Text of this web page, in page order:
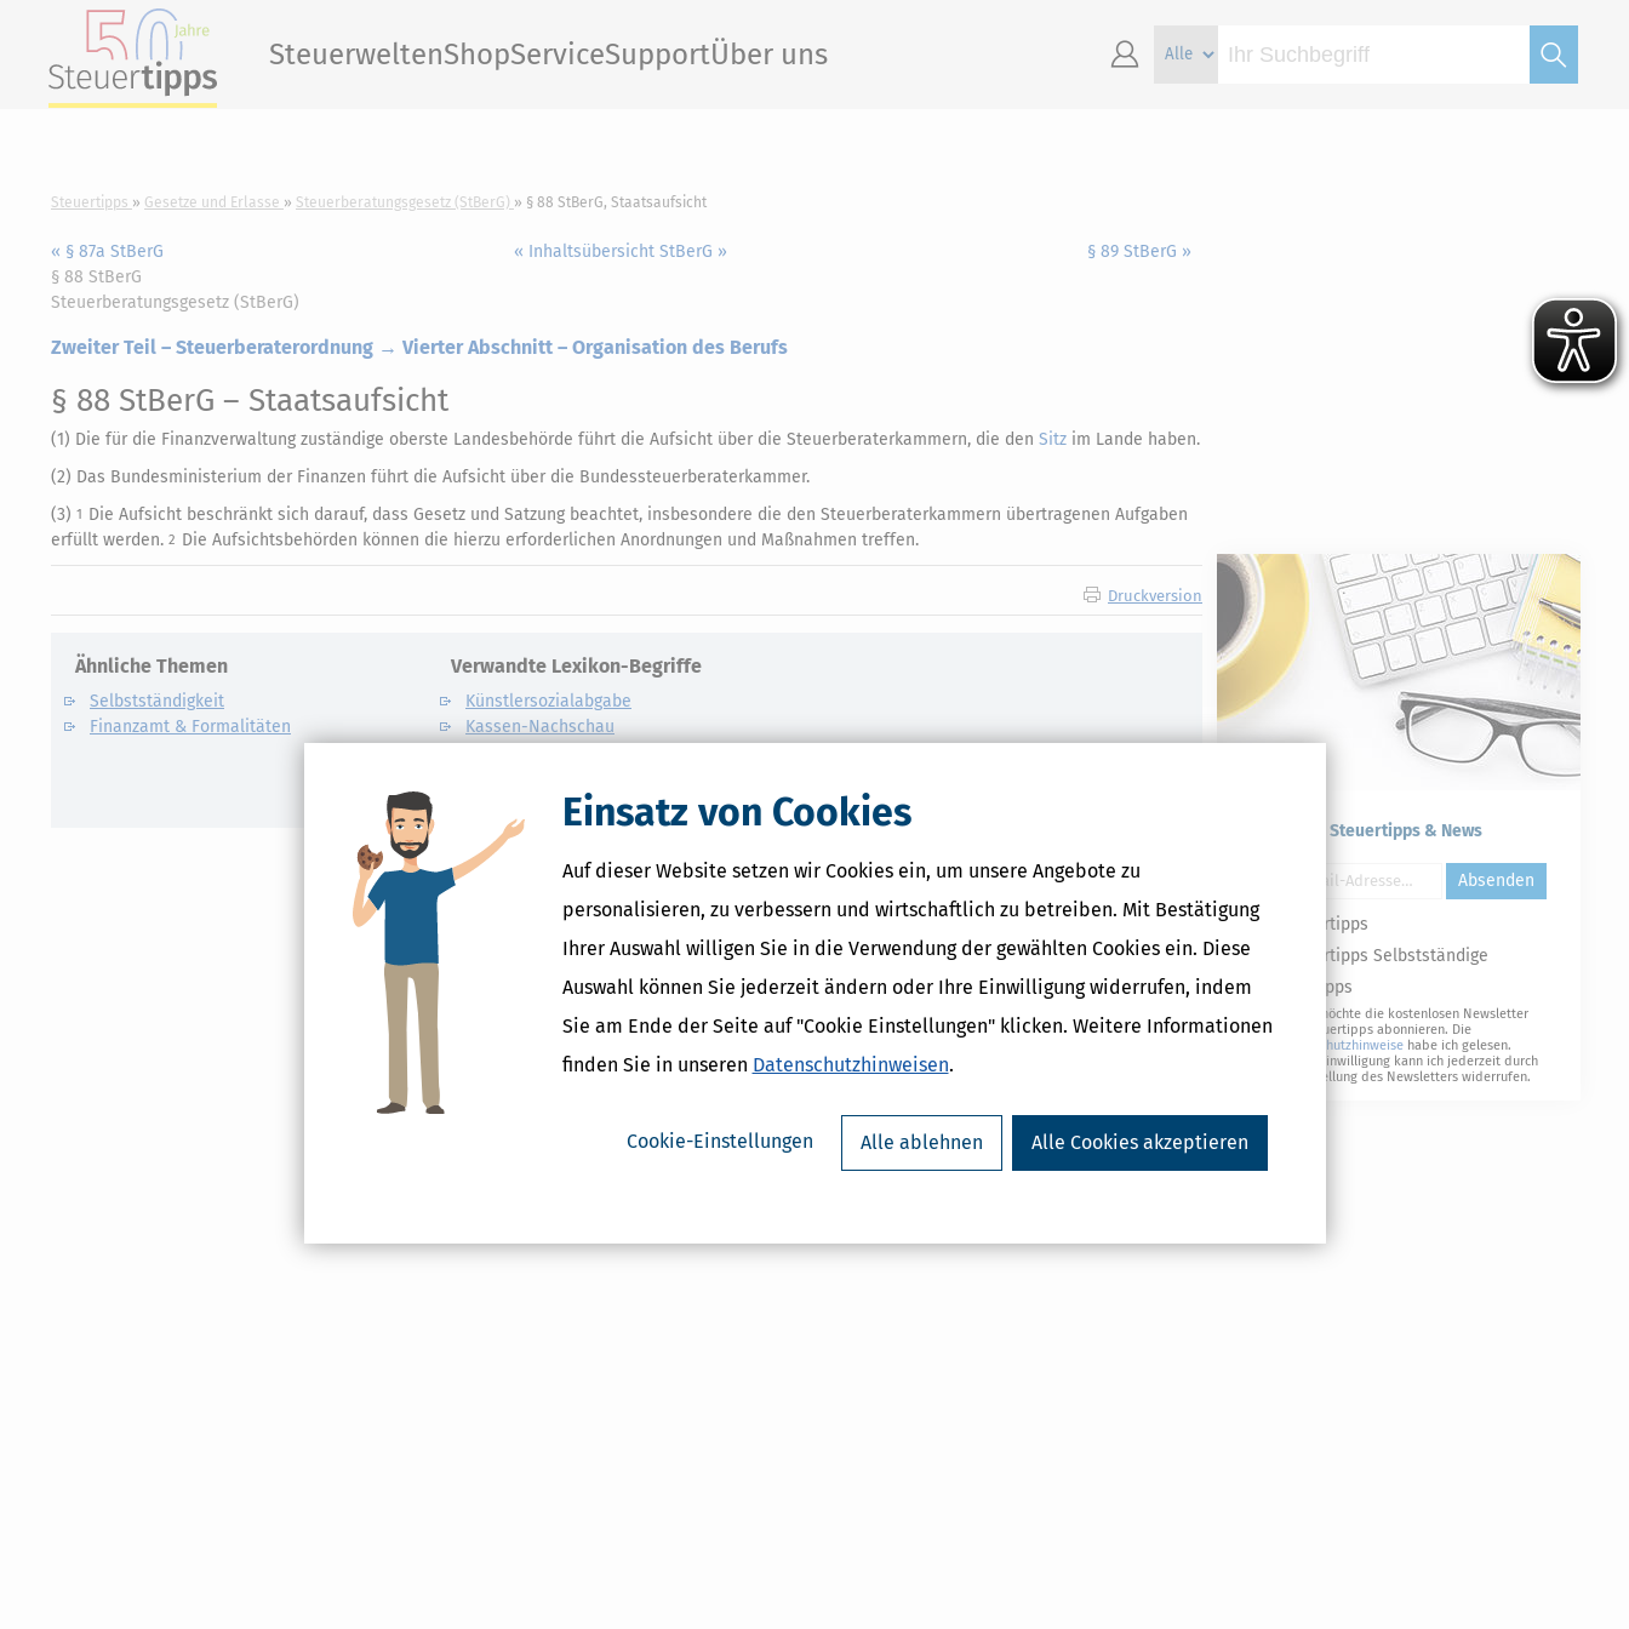
Einsatz von Cookies
Auf dieser Website setzen wir Cookies ein, um unsere Angebote zu
personalisieren, zu verbessern und wirtschaftlich zu betreiben. Mit Bestätigung
Ihrer Auswahl willigen Sie in die Verwendung der gewählten Cookies ein. Diese
Auswahl können Sie jederzeit ändern oder Ihre Einwilligung widerrufen, indem
Sie am Ende der Seite auf "Cookie Einstellungen" klicken. Weitere Informationen
finden Sie in unseren Datenschutzhinweisen.
Cookie-Einstellungen Alle ablehnen Alle Cookies akzeptieren
SteuerweltenShopServiceSupportÜber uns
Steuertipps Gesetze und Erlasse Steuerberatungsgesetz (StBerG) § 88 StBerG, Staatsaufsicht
« § 87a StBerG « Inhaltsübersicht StBerG »
§ 89 StBerG »
§ 88 StBerG
Steuerberatungsgesetz (StBerG)
Zweiter Teil – Steuerberaterordnung → Vierter Abschnitt – Organisation des Berufs
§ 88 StBerG – Staatsaufsicht
(1) Die für die Finanzverwaltung zuständige oberste Landesbehörde führt die Aufsicht über die Steuerberaterkammern, die den Sitz im Lande haben.
(2) Das Bundesministerium der Finanzen führt die Aufsicht über die Bundessteuerberaterkammer.
(3) 1 Die Aufsicht beschränkt sich darauf, dass Gesetz und Satzung beachtet, insbesondere die den Steuerberaterkammern übertragenen Aufgaben
erfüllt werden. 2 Die Aufsichtsbehörden können die hierzu erforderlichen Anordnungen und Maßnahmen treffen.
Druckversion
Ähnliche Themen
Selbstständigkeit
Finanzamt & Formalitäten
Verwandte Lexikon-Begriffe
Künstlersozialabgabe
Kassen-Nachschau
Gründungszuschuss
Kostenlose Steuertipps & News
Absenden
Steuertipps
Steuertipps Selbstständige
Geldtipps
Ja, ich möchte die kostenlosen Newsletter
von Steuertipps abonnieren. Die
Datenschutzhinweise habe ich gelesen.
Meine Einwilligung kann ich jederzeit durch
Abbestellung des Newsletters widerrufen.